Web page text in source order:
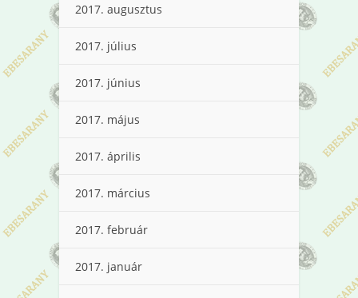
2017. augusztus
2017. július
2017. június
2017. május
2017. április
2017. március
2017. február
2017. január